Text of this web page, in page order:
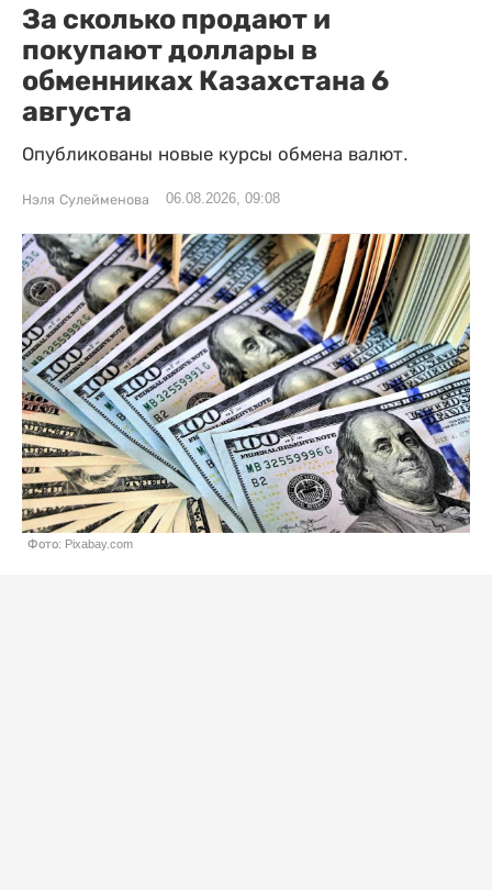
За сколько продают и
покупают доллары в
обменниках Казахстана 6
августа
Опубликованы новые курсы обмена валют.
Нэля Сулейменова 06.08.2026, 09:08
Фото: Pixabay.com